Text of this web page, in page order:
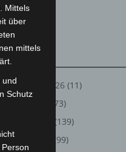
Welt
August 2026 (11)
(73)
(139)
(99)
Mittels
über
mittels
und
Schutz